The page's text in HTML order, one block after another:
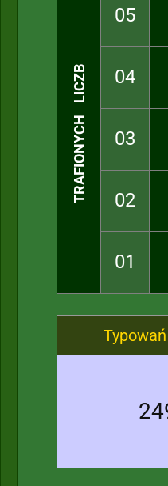
TRAFIONYCH LICZB
05
04
03
02
01